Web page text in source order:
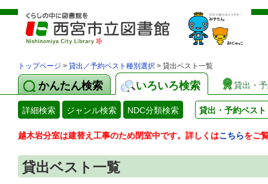
トップページ > 貸出／予約ベスト種別選択 > 貸出ベスト一覧
かんたん検索 いろいろ検索 貸出・
詳細検索 ジャンル検索 NDC分類検索 貸出・予約ベスト
越木岩分室は建替え工事のため閉室中です。詳しくはこちらをご
貸出ベスト一覧